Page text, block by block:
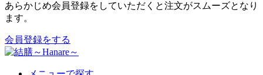
あらかじめ会員登録をしていただくと注文がスムーズとなり
ます。
会員登録をする